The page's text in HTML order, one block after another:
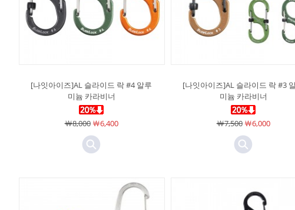
[나잇아이즈]AL 슬라이드 락 #4 알루
미늄 카라비너
￦8,000￦6,400
[나잇아이즈]AL 슬라이드 락 #3
미늄 카라비너
￦7,500￦6,000